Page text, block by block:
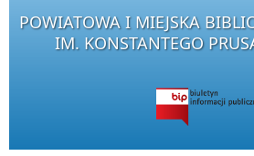
POWIATOWA I MIEJSKA
IM. KONSTANTEGO